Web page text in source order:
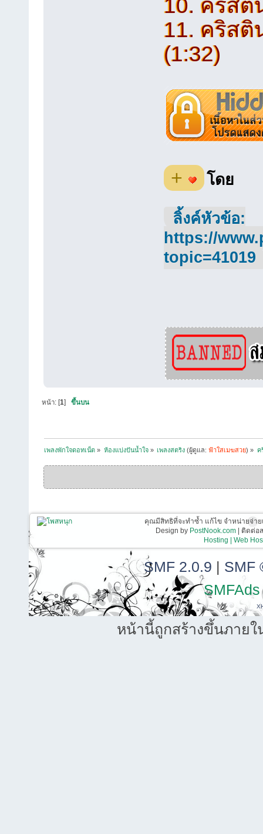
10. คริสติ
11. คริสติ
(1:32)
+ โดย
ลิ้งค์หัวข้อ:
https://
topic=41019
หน้า: [1]ขึ้นบน
เพลงพักใจดอทเน็ต » ห้องแบ่งปันน้ำใจ» เพลงสตริง (ผู้ดูแล:ฟ้าใสเมฆสวย) » ค
คุณมีสิทธิที่จะทำซ้ำ แก้ไข จำหน่ายจ่า
Design by PostNook.com| ติดต่อส
Hosting | Web
SMF 2.0.9 | SMF
SMFAds
หน้านี้ถูกสร้างขึ้นภายใ